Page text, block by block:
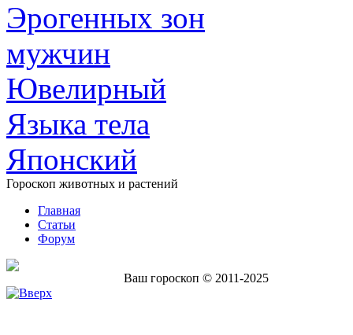
Эрогенных зон
мужчин
Ювелирный
Языка тела
Японский
Гороскоп животных и растений
Главная
Статьи
Форум
Ваш гороскоп © 2011-2025